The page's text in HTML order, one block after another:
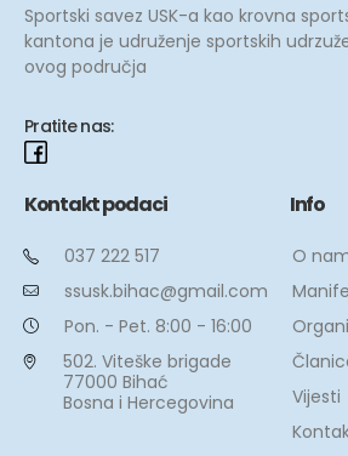
Sportski savez USK-a kao krovna
kantona je udruženje sportskih
ovog područja
Pratite nas:
Kontakt podaci
037 222 517
ssusk.bihac@gmail.com
Pon. - Pet. 8:00 - 16:00
502. Viteške brigade
77000 Bihać
Bosna i Hercegovina
Info
O
Vijesti